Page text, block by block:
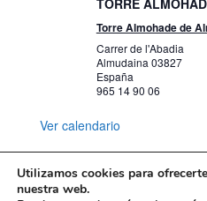
TORRE
Torre Almohade de
Carrer de l'Abadia
Almudaina03827
España
965 14 90 06
Ver calendario
Utilizamos cookies para
nuestra web.